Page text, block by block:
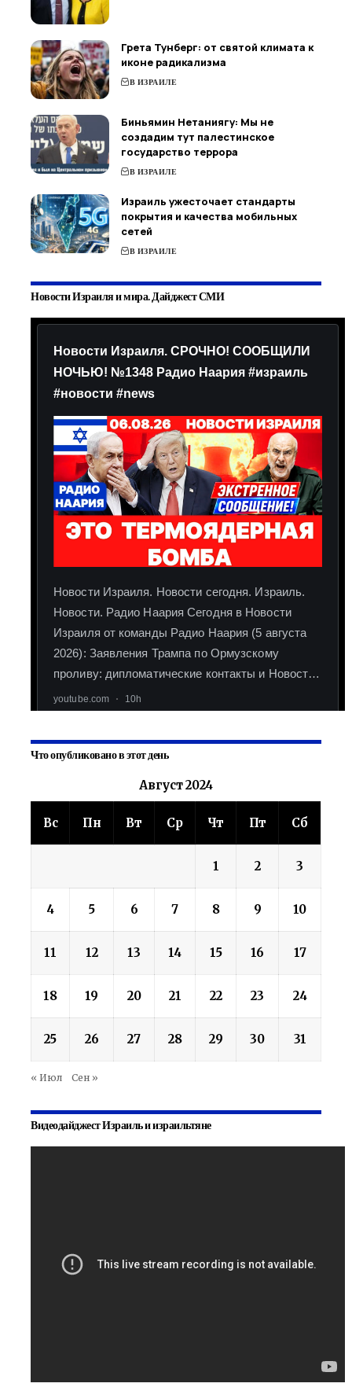
Грета Тунберг: от святой климата к
иконе радикализма
В ИЗРАИЛЕ
Биньямин Нетаниягу: Мы не
создадим тут палестинское
государство террора
В ИЗРАИЛЕ
Израиль ужесточает стандарты
покрытия и качества мобильных
сетей
В ИЗРАИЛЕ
Новости Израиля и мира. Дайджест СМИ
Что опубликовано в этот день
Август 2024
Вс Пн Вт Ср Чт Пт Сб
1 2 3
4 5 6 7 8 9 10
11 12 13 14 15 16 17
18 19 20 21 22 23 24
25 26 27 28 29 30 31
« Июл Сен »
Видеодайджест Израиль и израильтяне